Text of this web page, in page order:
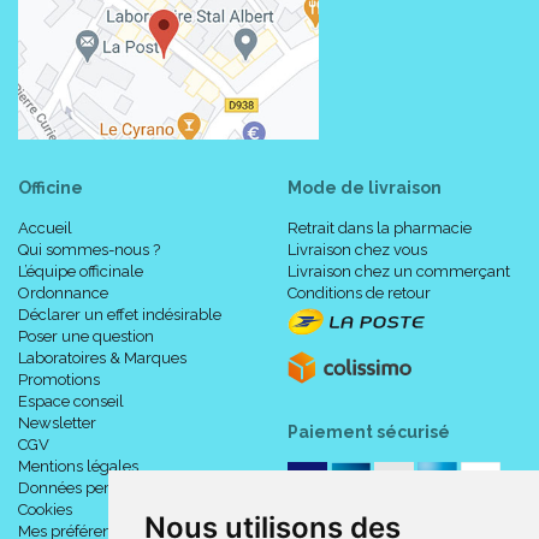
Nous utilisons des
Officine
Accueil
Qui sommes-nous ?
L’équipe officinale
Ordonnance
Déclarer un effet indésirable
Poser une question
Laboratoires & Marques
Promotions
Espace conseil
Newsletter
CGV
Mentions légales
Données personnelles
Cookies
Mes préférences Cookies
Mode de livraison
Retrait dans la pharmacie
Livraison chez vous
Livraison chez un commerçant
Conditions de retour
Paiement sécurisé